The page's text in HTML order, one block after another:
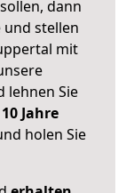
dann
stellen
mit
lehnen Sie
Jahre
holen Sie